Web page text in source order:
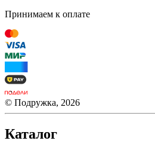
Принимаем к оплате
© Подружка, 2026
Каталог